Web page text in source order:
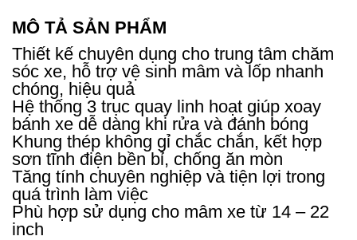
MÔ TẢ SẢN PHẨM
Thiết kế chuyên dụng cho trung tâm chăm
sóc xe, hỗ trợ vệ sinh mâm và lốp nhanh
chóng, hiệu quả
Hệ thống 3 trục quay linh hoạt giúp xoay
bánh xe dễ dàng khi rửa và đánh bóng
Khung thép không gỉ chắc chắn, kết hợp
sơn tĩnh điện bền bỉ, chống ăn mòn
Tăng tính chuyên nghiệp và tiện lợi trong
quá trình làm việc
Phù hợp sử dụng cho mâm xe từ 14 – 22
inch